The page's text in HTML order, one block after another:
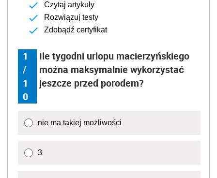
Czytaj artykuły
Rozwiązuj testy
Zdobądź certyfikat
1
/
1
0
Ile tygodni urlopu macierzyńskiego
można maksymalnie wykorzystać
jeszcze przed porodem?
nie ma takiej możliwości
3